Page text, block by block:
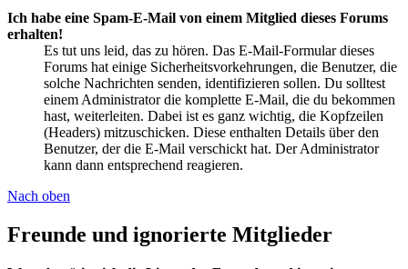
Ich habe eine Spam-E-Mail von einem Mitglied dieses Forums
erhalten!
Es tut uns leid, das zu hören. Das E-Mail-Formular dieses
Forums hat einige Sicherheitsvorkehrungen, die Benutzer, die
solche Nachrichten senden, identifizieren sollen. Du solltest
einem Administrator die komplette E-Mail, die du bekommen
hast, weiterleiten. Dabei ist es ganz wichtig, die Kopfzeilen
(Headers) mitzuschicken. Diese enthalten Details über den
Benutzer, der die E-Mail verschickt hat. Der Administrator
kann dann entsprechend reagieren.
Nach oben
Freunde und ignorierte Mitglieder